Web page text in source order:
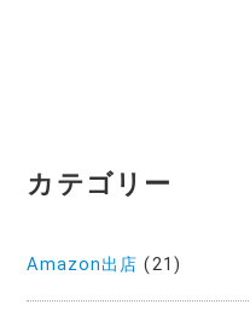
カテゴリー
Amazon出店 (21)